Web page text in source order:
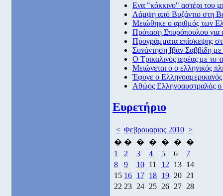
Ενα "κόκκινο" αστέρι του
Λάμψη από Βυζάντιο στη
Μειώθηκε ο αριθμός των
Πρόταση Σπυρόπουλου για
Προγράμματα επίσκεψης
Συνάντηση Ιβάν Σαββίδη
Ο Τρικαλινός ιερέας με το
Μειώνεται ο ο ελληνικός
Έφυγε ο Ελληνοαμερικανός
Αθώος Ελληνοαυστραλός ο
Ευρετήριο
< Φεβρουαριος 2010 >
� � � � � �
�
1
2 3 4 5 6
7
8
9 10 11 12 13 14
15 16 17 18 19 20 21
22 23 24 25 26 27 28